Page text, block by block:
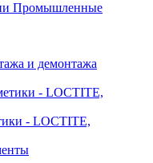
Промышленные
и демонтажа
- LOCTITE,